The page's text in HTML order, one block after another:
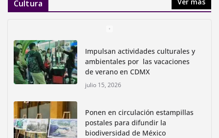
Cultura
Impulsan actividades culturales y
ambientales por las vacaciones
de verano en CDMX
julio 15, 2026
Ponen en circulación estampillas
postales para difundir la
biodiversidad de México